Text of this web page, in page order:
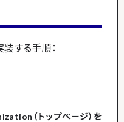
する手順：
（トップページ）を